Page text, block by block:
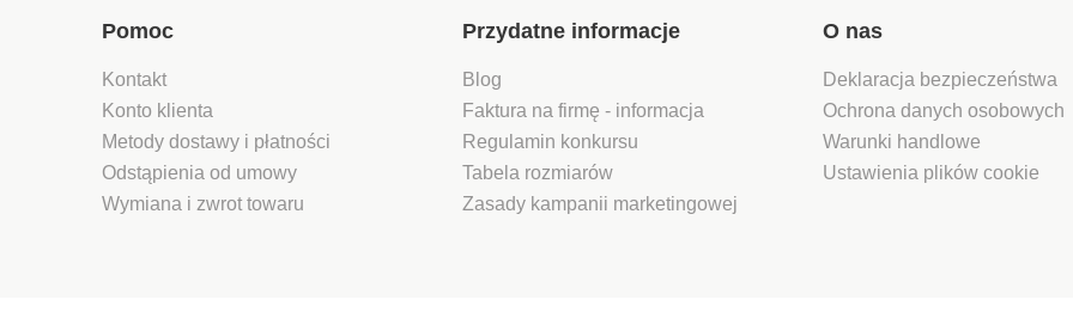
Pomoc
Kontakt
Konto klienta
Metody dostawy i płatności
Odstąpienia od umowy
Wymiana i zwrot towaru
Przydatne informacje
Blog
Faktura na firmę - informacja
Regulamin konkursu
Tabela rozmiarów
Zasady kampanii marketingowej
O nas
Deklaracja bezpieczeństwa
Ochrona danych osobowych
Warunki handlowe
Ustawienia plików cookie